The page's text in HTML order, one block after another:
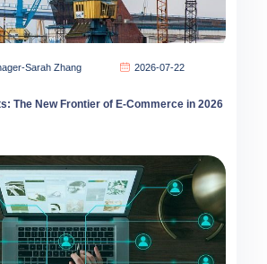
Sarah Zhang 2026-07-22
The New Frontier of E-Commerce in 2026